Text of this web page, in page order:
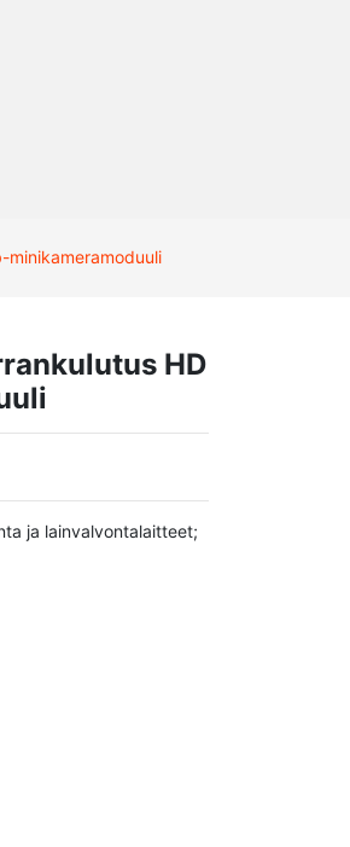
minikameramoduuli
HD
ja lainvalvontalaitteet;